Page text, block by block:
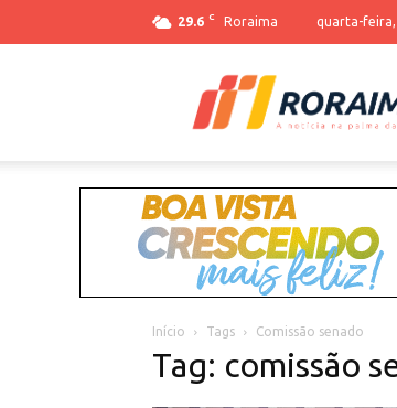
29.6 C Roraima quarta-
Início Tags Comissão senado
Tag: comissão